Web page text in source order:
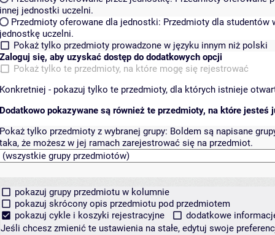
innej jednostki uczelni.
Przedmioty oferowane dla jednostki: Przedmioty dla studentów
jednostkę uczelni.
Pokaż tylko przedmioty prowadzone w języku innym niż polski
Zaloguj się, aby uzyskać dostęp do dodatkowych opcji
Pokaż tylko te przedmioty, na które mogę się rejestrować
Konkretniej - pokazuj tylko te przedmioty, dla których istnieje
Dodatkowo pokazywane są również te przedmioty, na które jesteś
Pokaż tylko przedmioty z wybranej grupy: Boldem są napisane
taka, że możesz w jej ramach zarejestrować się na przedmiot.
pokazuj grupy przedmiotu w kolumnie
pokazuj skrócony opis przedmiotu pod przedmiotem
pokazuj cykle i koszyki rejestracyjne
dodatkowe
Jeśli chcesz zmienić te ustawienia na stałe, edytuj swoje